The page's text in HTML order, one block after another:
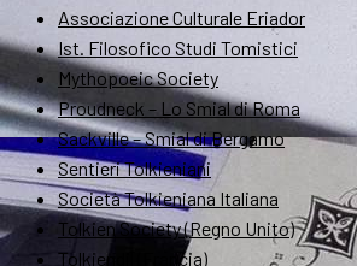
Associazione Culturale Eriador
Ist. Filosofico Studi Tomistici
Mythopoeic Society
Proudneck – Lo Smial di Roma
Sackville – Smial di Bergamo
Sentieri Tolkieniani
Società Tolkieniana Italiana
Tolkien Society (Regno Unito)
Tolkiendil (Francia)